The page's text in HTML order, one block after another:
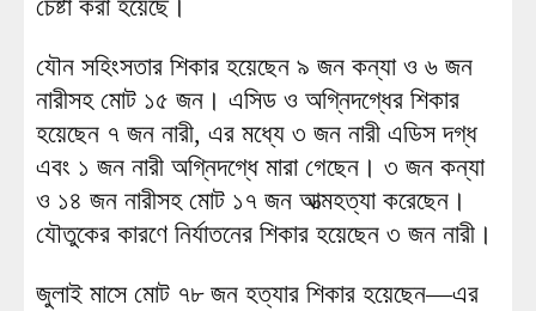
চেষ্টা করা হয়েছে।
যৌন সহিংসতার শিকার হয়েছেন ৯ জন কন্যা ও ৬ জন
নারীসহ মোট ১৫ জন। এসিড ও অগ্নিদগ্ধের শিকার
হয়েছেন ৭ জন নারী, এর মধ্যে ৩ জন নারী এডিস দগ্ধ
এবং ১ জন নারী অগ্নিদগ্ধে মারা গেছেন। ৩ জন কন্যা
ও ১৪ জন নারীসহ মোট ১৭ জন আত্মহত্যা করেছেন।
যৌতুকের কারণে নির্যাতনের শিকার হয়েছেন ৩ জন নারী।
জুলাই মাসে মোট ৭৮ জন হত্যার শিকার হয়েছেন—এর